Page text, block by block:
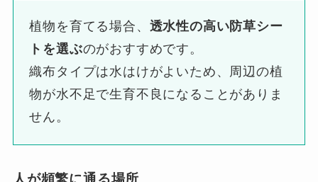
植物を育てる場合、 透水性の高い防草シー
トを選ぶのがおすすめです。
織布タイプは水はけがよいため、周辺の植
物が水不足で生育不良になることがありま
せん。